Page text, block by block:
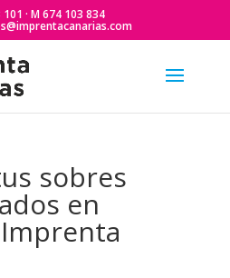
· M 674 103 834
sobres
en